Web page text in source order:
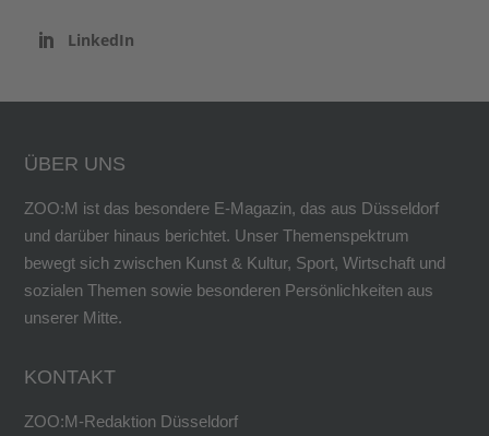
LinkedIn
ÜBER UNS
ZOO:M ist das besondere E-Magazin, das aus Düsseldorf
und darüber hinaus berichtet. Unser Themenspektrum
bewegt sich zwischen Kunst & Kultur, Sport, Wirtschaft und
sozialen Themen sowie besonderen Persönlichkeiten aus
unserer Mitte.
KONTAKT
ZOO:M-Redaktion Düsseldorf